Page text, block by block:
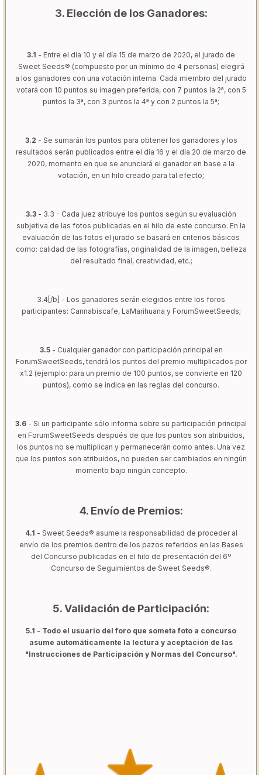
3. Elección de los Ganadores:
3.1 - Entre el día 10 y el día 15 de marzo de 2020, el jurado de
Sweet Seeds® (compuesto por un mínimo de 4 personas) elegirá
a los ganadores con una votación interna. Cada miembro del jurado
votará con 10 puntos su imagen preferida, con 7 puntos la 2ª, con 5
puntos la 3ª, con 3 puntos la 4ª y con 2 puntos la 5ª;
3.2 - Se sumarán los puntos para obtener los ganadores y los
resultados serán publicados entre el día 16 y el día 20 de marzo de
2020, momento en que se anunciará el ganador en base a la
votación, en un hilo creado para tal efecto;
3.3 - 3.3 - Cada juez atribuye los puntos según su evaluación
subjetiva de las fotos publicadas en el hilo de este concurso. En la
evaluación de las fotos el jurado se basará en criterios básicos
como: calidad de las fotografías, originalidad de la imagen, belleza
del resultado final, creatividad, etc.;
3.4 [/b] - Los ganadores serán elegidos entre los foros
participantes: Cannabiscafe, LaMarihuana y ForumSweetSeeds;
3.5- Cualquier ganador con participación principal en
ForumSweetSeeds, tendrá los puntos del premio multiplicados por
x1.2 (ejemplo: para un premio de 100 puntos, se convierte en 120
puntos), como se indica en las reglas del concurso.
3.6 - Si un participante sólo informa sobre su participación principal
en ForumSweetSeeds después de que los puntos son atribuidos,
los puntos no se multiplican y permanecerán como antes. Una vez
que los puntos son atribuidos, no pueden ser cambiados en ningún
momento bajo ningún concepto.
4. Envío de Premios:
4.1 - Sweet Seeds® asume la responsabilidad de proceder al
envío de los premios dentro de los pazos referidos en las Bases
del Concurso publicadas en el hilo de presentación del 6º
Concurso de Seguimientos de Sweet Seeds®.
5. Validación de Participación:
5.1 - Todo el usuario del foro que someta foto a concurso
asume automáticamente la lectura y aceptación de las
"Instrucciones de Participación y Normas del Concurso".